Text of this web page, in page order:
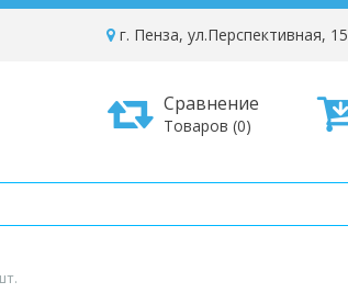
г. Пенза, ул.Перспективная, 15
Сравнение
Товаров (0)